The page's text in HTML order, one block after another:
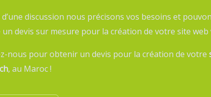
d’une discussion nous précisons vos besoins et
devis sur mesure pour la création de votre site web
nous pour obtenir un devis pour la création de votre
, au Maroc !